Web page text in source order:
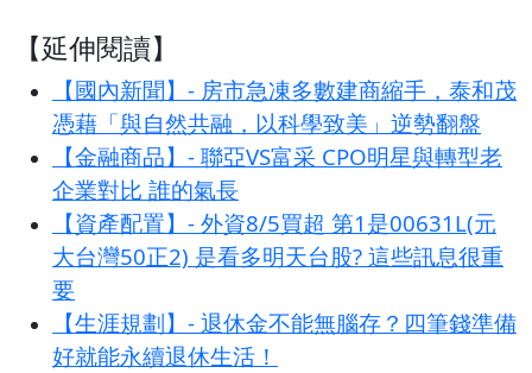
【延伸閱讀】
【國內新聞】- 房市急凍多數建商縮手，泰和茂
憑藉「與自然共融，以科學致美」逆勢翻盤
【金融商品】- 聯亞VS富采 CPO明星與轉型老
企業對比 誰的氣長
【資產配置】- 外資8/5買超 第1是00631L(元
大台灣50正2) 是看多明天台股? 這些訊息很重
要
【生涯規劃】- 退休金不能無腦存？四筆錢準備
好就能永續退休生活！